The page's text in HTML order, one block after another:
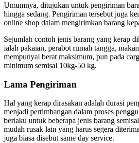
Umumnya, ditujukan untuk pengiriman
hingga sedang. Pengiriman tersebut juga
online shop dalam mengirimkan barang
Sejumlah contoh jenis barang yang kerap
ialah pakaian, perabot rumah tangga,
mempunyai berat maksimum, pun pada
minimum semisal 10kg-50 kg.
Lama Pengiriman
Hal yang kerap dirasakan adalah durasi
menjadi pertimbangan dalam proses
berlaku untuk beberapa jenis barang
mudah rusak lain yang harus segera
juga biasa disebut same day service.